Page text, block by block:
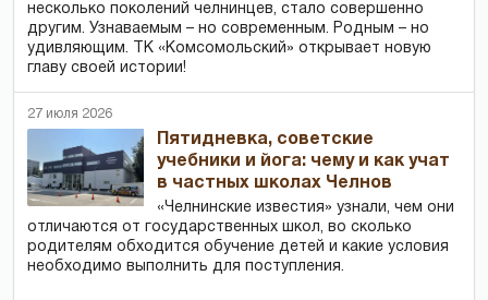
несколько поколений челнинцев, стало совершенно
другим. Узнаваемым – но современным. Родным – но
удивляющим. ТК «Комсомольский» открывает новую
главу своей истории!
27 июля 2026
Пятидневка, советские
учебники и йога: чему и как учат
в частных школах Челнов
«Челнинские известия» узнали, чем они
отличаются от государственных школ, во сколько
родителям обходится обучение детей и какие условия
необходимо выполнить для поступления.